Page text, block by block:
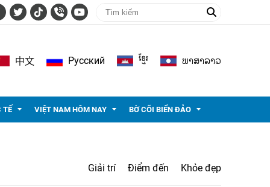
中文 Pусский ខ្មែរ ພາ​ສາ​ລາວ
TẾ VIỆT NAM HÔM NAY BỜ CÕI BIỂN ĐẢO
Giải trí Điểm đến Khỏe đẹp